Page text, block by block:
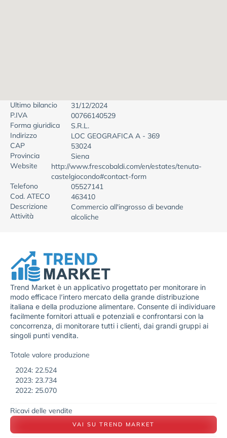
Ultimo bilancio
31/12/2024
P.IVA
00766140529
Forma giuridica
S.R.L.
Indirizzo
LOC GEOGRAFICA A - 369
CAP
53024
Provincia
Siena
Website
http://www.frescobaldi.com/en/estates/tenuta-
castelgiocondo#contact-form
Telefono
05527141
Cod. ATECO
463410
Descrizione
Attività
Commercio all'ingrosso di bevande
alcoliche
Trend Market è un applicativo progettato per monitorare in
modo efficace l’intero mercato della grande distribuzione
italiana e della produzione alimentare. Consente di individuare
facilmente fornitori attuali e potenziali e confrontarsi con la
concorrenza, di monitorare tutti i clienti, dai grandi gruppi ai
singoli punti vendita.
Totale valore produzione
2024: 22.524
2023: 23.734
2022: 25.070
Ricavi delle vendite
VAI SU TREND MARKET